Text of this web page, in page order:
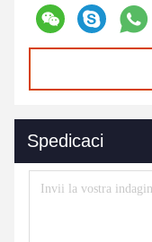
Spedicaci